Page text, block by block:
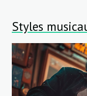
Styles